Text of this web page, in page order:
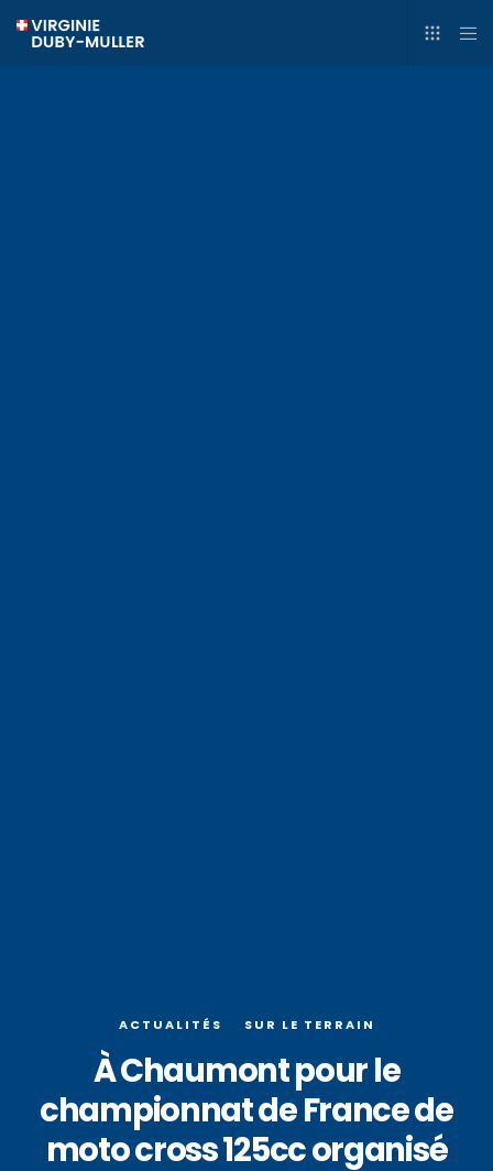
ACTUALITÉS SUR LE TERRAIN
À Chaumont pour le
championnat de France de
moto cross 125cc organisé